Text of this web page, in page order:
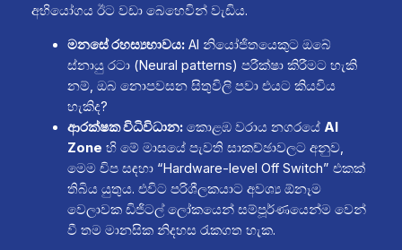
අභියෝගය ඊට වඩා බෙහෙවින් වැඩිය.
මනසේ රහස්‍යභාවය:AI නියෝජිතයෙකුට ඔබේ
ස්නායු රටා (Neural patterns) පරීක්ෂා කිරීමට හැකි
නම්, ඔබ නොපවසන සිතුවිලි පවා එයට කියවිය
හැකිද?
ආරක්ෂක විධිවිධාන:කොළඹ වරාය නගරයේ AI
Zone හි මේ මාසයේ පැවති සාකච්ඡාවලට අනුව,
මෙම චිප සඳහා “Hardware-level Off Switch” එකක්
තිබිය යුතුය. එවිට පරිශීලකයාට අවශ්‍ය ඕනෑම
වෙලාවක ඩිජිටල් ලෝකයෙන් සම්පූර්ණයෙන්ම වෙන්
වී තම මානසික නිදහස රැකගත හැක.